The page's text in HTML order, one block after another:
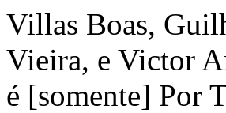
Villas Boas,
Vieira, e Victor
é [somente] Por